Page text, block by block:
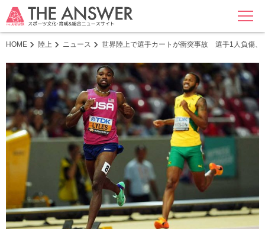
MENU
HOME 陸上 ニュース 世界陸上で選手カートが衝突事故 選手1人負傷、